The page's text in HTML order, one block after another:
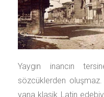
Yaygın inancın
sözcüklerden
yana klasik Latin